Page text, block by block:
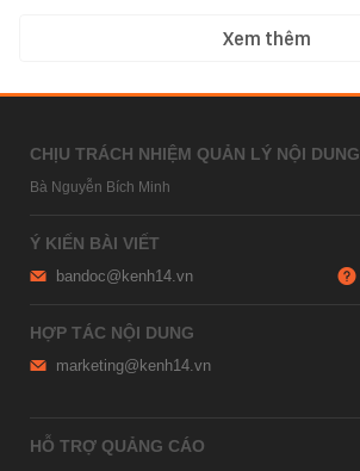
Xem thêm
CHỊU TRÁCH NHIỆM QUẢN LÝ NỘI DUNG
Bà Nguyễn Bích Minh
Ý KIẾN BÀI VIẾT
bandoc@kenh14.vn
HỢP TÁC NỘI DUNG
marketing@kenh14.vn
HỖ TRỢ QUẢNG CÁO